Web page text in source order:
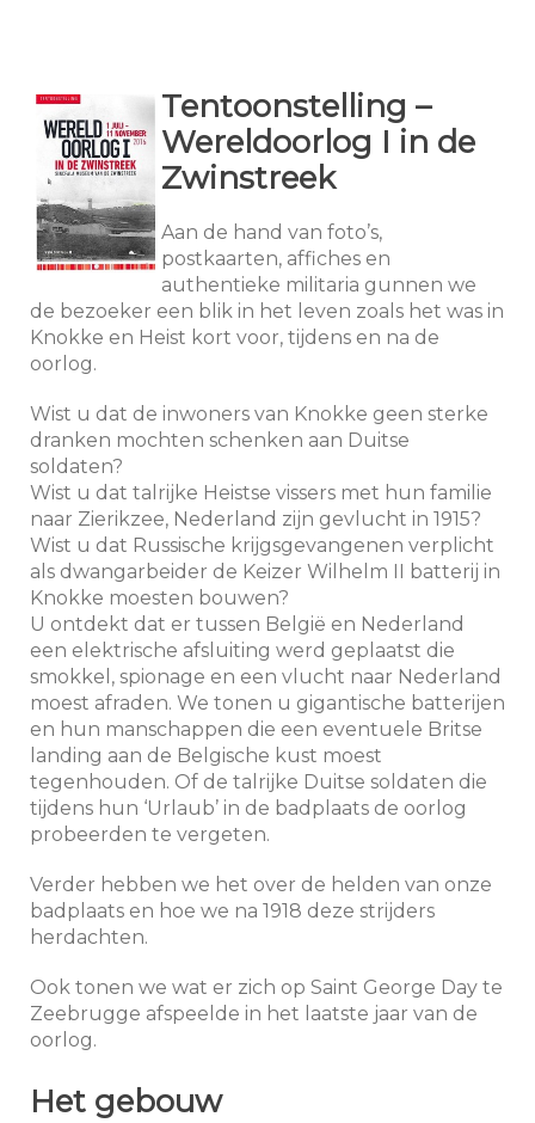
Tentoonstelling –
Wereldoorlog I in de
Zwinstreek
Aan de hand van foto’s,
postkaarten, affiches en
authentieke militaria gunnen we
de bezoeker een blik in het leven zoals het was in
Knokke en Heist kort voor, tijdens en na de
oorlog.
Wist u dat de inwoners van Knokke geen sterke
dranken mochten schenken aan Duitse
soldaten?
Wist u dat talrijke Heistse vissers met hun familie
naar Zierikzee, Nederland zijn gevlucht in 1915?
Wist u dat Russische krijgsgevangenen verplicht
als dwangarbeider de Keizer Wilhelm II batterij in
Knokke moesten bouwen?
U ontdekt dat er tussen België en Nederland
een elektrische afsluiting werd geplaatst die
smokkel, spionage en een vlucht naar Nederland
moest afraden. We tonen u gigantische batterijen
en hun manschappen die een eventuele Britse
landing aan de Belgische kust moest
tegenhouden. Of de talrijke Duitse soldaten die
tijdens hun ‘Urlaub’ in de badplaats de oorlog
probeerden te vergeten.
Verder hebben we het over de helden van onze
badplaats en hoe we na 1918 deze strijders
herdachten.
Ook tonen we wat er zich op Saint George Day te
Zeebrugge afspeelde in het laatste jaar van de
oorlog.
Het gebouw